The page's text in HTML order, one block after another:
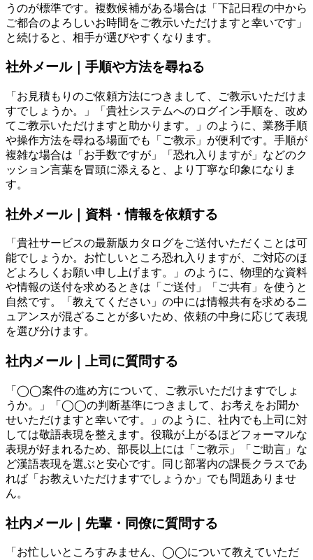
うのが標準です。複数候補がある場合は「下記日程の中から
ご都合のよろしいお時間をご教示いただけますと幸いです」
と続けると、相手が選びやすくなります。
社外メール｜手順や方法を尋ねる
「お見積もりのご依頼方法につきまして、ご教示いただけま
すでしょうか。」「貴社システムへのログイン手順を、改め
てご教示いただけますと助かります。」のように、業務手順
や操作方法を尋ねる場面でも「ご教示」が便利です。手順が
複雑な場合は「お手数ですが」「恐れ入りますが」などのク
ッション言葉を冒頭に添えると、より丁寧な印象になりま
す。
社外メール｜資料・情報を依頼する
「貴社サービスの最新版カタログをご送付いただくことは可
能でしょうか。お忙しいところ恐れ入りますが、ご対応のほ
どよろしくお願い申し上げます。」のように、物理的な資料
や情報の送付を求めるときは「ご送付」「ご共有」を使うと
自然です。「教えてください」の中には情報共有を求めるニ
ュアンスが混ざることが多いため、依頼の中身に応じて表現
を選び分けます。
社内メール｜上司に質問する
「◯◯案件の進め方について、ご教示いただけますでしょ
うか。」「◯◯の判断基準につきまして、お考えをお聞か
せいただけますと幸いです。」のように、社内でも上司に対
しては敬語表現を整えます。役職が上がるほどフォーマルな
表現が好まれるため、部長以上には「ご教示」「ご助言」な
ど漢語表現を選ぶと安心です。同じ部署内の課長クラスであ
れば「お教えいただけますでしょうか」でも問題ありませ
ん。
社内メール｜先輩・同僚に質問する
「お忙しいところすみません、◯◯について教えていただ